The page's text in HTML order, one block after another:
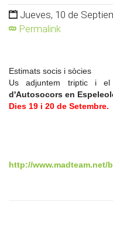
Jueves, 10 de
Permalink
Estimats socis i sòcies
Us adjuntem triptic i
d'Autosocors en
Dies 19 i 20 de Setembre.
http://www.madteam.net/